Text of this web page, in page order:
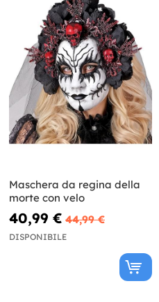
Maschera da regina della
morte con velo
40,99 € 44,99 €
DISPONIBILE